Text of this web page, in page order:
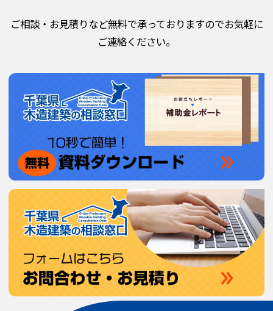
ご相談・お見積りなど無料で承っておりますのでお気軽に
ご連絡ください。